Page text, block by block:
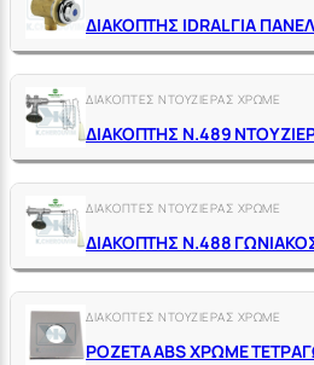
ΔΙΑΚΟΠΤΕΣ ΝΤΟΥΖΙΕΡΑΣ ΧΡΩΜΕ
ΔΙΑΚΟΠΤΕΣ ΝΤΟΥΖΙΕΡΑΣ ΧΡΩΜΕ
ΔΙΑΚΟΠΤΕΣ ΝΤΟΥΖΙΕΡΑΣ ΧΡΩΜΕ